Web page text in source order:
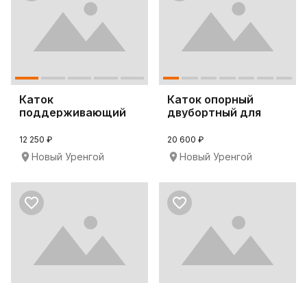
Каток
поддерживающий
бульдозеров Koma
12 250 ₽
Новый Уренгой
Каток опорный
двубортный для
20 600 ₽
Новый Уренгой